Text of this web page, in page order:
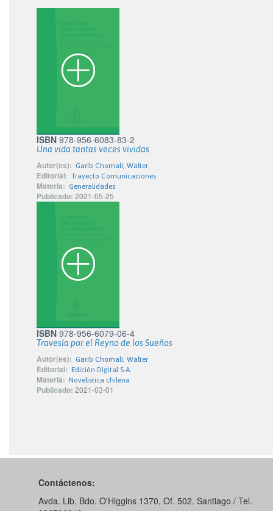
ISBN 978-956-6083-83-2
Una vida tantas veces vividas
Autor(es): Garib Chomalí, Walter
Editorial: Trayecto Comunicaciones
Materia: Generalidades
Publicado: 2021-05-25
ISBN 978-956-6079-06-4
Travesía por el Reyno de los Sueños
Autor(es): Garib Chomalí, Walter
Editorial: Edición Digital S.A.
Materia: Novelística chilena
Publicado: 2021-03-01
Contáctenos:
Avda. Lib. Bdo. O'Higgins 1370, Of. 502. Santiago / Tel.